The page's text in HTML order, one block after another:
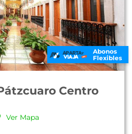
Abonos
Flexibles
Centro
Ver Mapa